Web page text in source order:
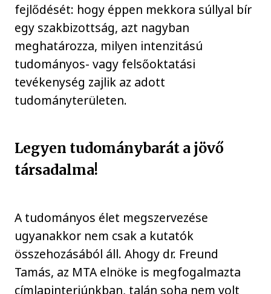
fejlődését: hogy éppen mekkora súllyal bír
egy szakbizottság, azt nagyban
meghatározza, milyen intenzitású
tudományos- vagy felsőoktatási
tevékenység zajlik az adott
tudományterületen.
Legyen tudománybarát a jövő
társadalma!
A tudományos élet megszervezése
ugyanakkor nem csak a kutatók
összehozásából áll. Ahogy dr. Freund
Tamás, az MTA elnöke is megfogalmazta
címlapinterjúnkban, talán soha nem volt